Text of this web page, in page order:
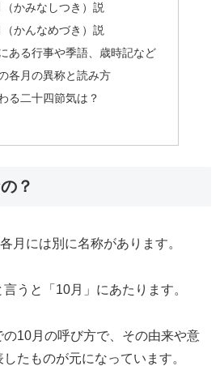
かみなしつき）説
かんなめづき）説
ある行事や季語、歳時記など
各月の異称と読み方
る二十四節気は？
？
月には別に名称があります。
うと 「10月」 にあたります。
10月の呼び方で、その由来や意
たものが元になっています。